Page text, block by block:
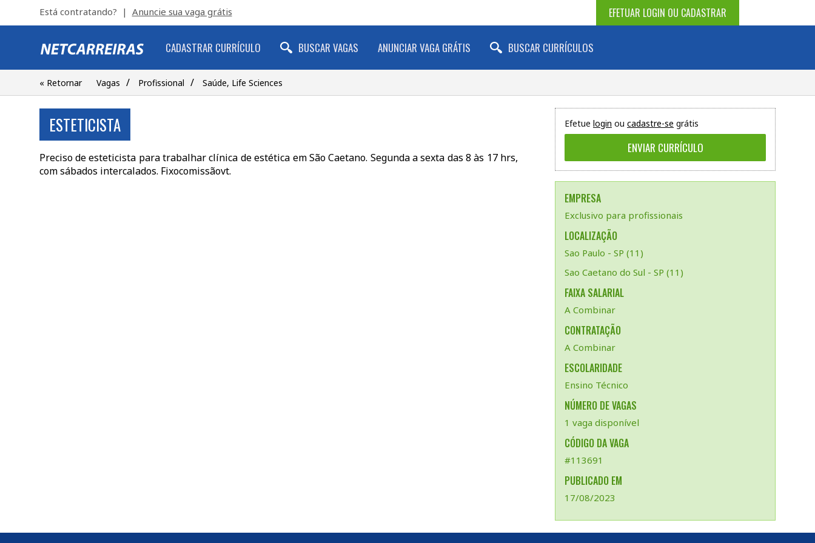
EFETUAR LOGIN OU CADASTRAR
Está contratando? | Anuncie sua vaga grátis
CADASTRAR CURRÍCULO BUSCAR VAGAS ANUNCIAR VAGA GRÁTIS BUSCAR CURRÍCULOS
« Retornar Vagas / Profissional / Saúde, Life Sciences
Efetue login ou cadastre-se grátis
EMPRESA
Exclusivo para profissionais
LOCALIZAÇÃO
Sao Paulo - SP (11)
Sao Caetano do Sul - SP (11)
FAIXA SALARIAL
A Combinar
CONTRATAÇÃO
A Combinar
ESCOLARIDADE
Ensino Técnico
NÚMERO DE VAGAS
1 vaga disponível
CÓDIGO DA VAGA
#113691
PUBLICADO EM
17/08/2023
ESTETICISTA
Preciso de esteticista para trabalhar clínica de estética em São Caetano. Segunda a sexta das 8 às 17 hrs,
com sábados intercalados. Fixocomissãovt.